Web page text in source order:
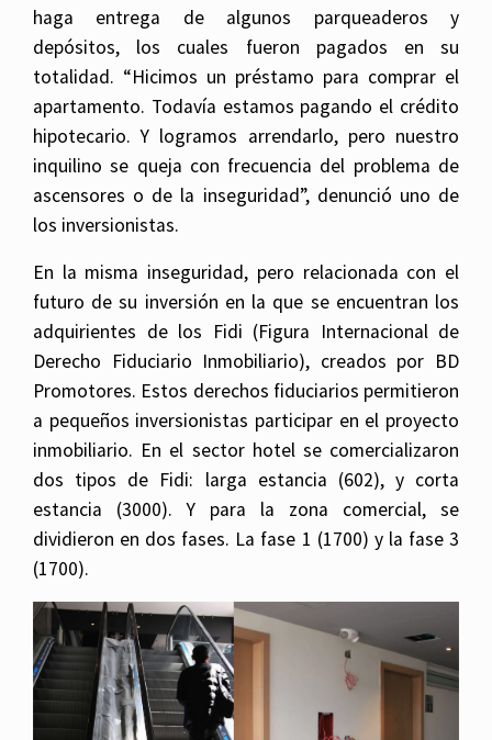
haga entrega de algunos parqueaderos y
depósitos, los cuales fueron pagados en su
totalidad. “Hicimos un préstamo para comprar el
apartamento. Todavía estamos pagando el crédito
hipotecario. Y logramos arrendarlo, pero nuestro
inquilino se queja con frecuencia del problema de
ascensores o de la inseguridad”, denunció uno de
los inversionistas.
En la misma inseguridad, pero relacionada con el
futuro de su inversión en la que se encuentran los
adquirientes de los Fidi (Figura Internacional de
Derecho Fiduciario Inmobiliario), creados por BD
Promotores. Estos derechos fiduciarios permitieron
a pequeños inversionistas participar en el proyecto
inmobiliario. En el sector hotel se comercializaron
dos tipos de Fidi: larga estancia (602), y corta
estancia (3000). Y para la zona comercial, se
dividieron en dos fases. La fase 1 (1700) y la fase 3
(1700).